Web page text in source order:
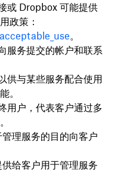
或 Dropbox 可能提供
政策：
。
服务提交的帐户和联系
供与某些服务配合使用
。
用户，代表客户通过多
理服务的目的向客户
给客户用于管理服务